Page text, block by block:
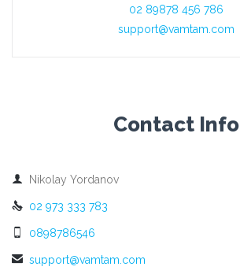
02 89878 456 786
support@vamtam.com
Contact Info
 Nikolay Yordanov
 02 973 333 783
 0898786546
 support@vamtam.com